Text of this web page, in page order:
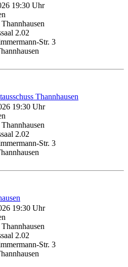
19:30 Uhr
2.02
Str. 3
Thannhausen
19:30 Uhr
2.02
Str. 3
19:30 Uhr
2.02
Str. 3